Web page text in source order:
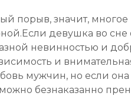
порыв, значит,
девушка во
невинностью и
и
мужчин, но если она
безнаказанно